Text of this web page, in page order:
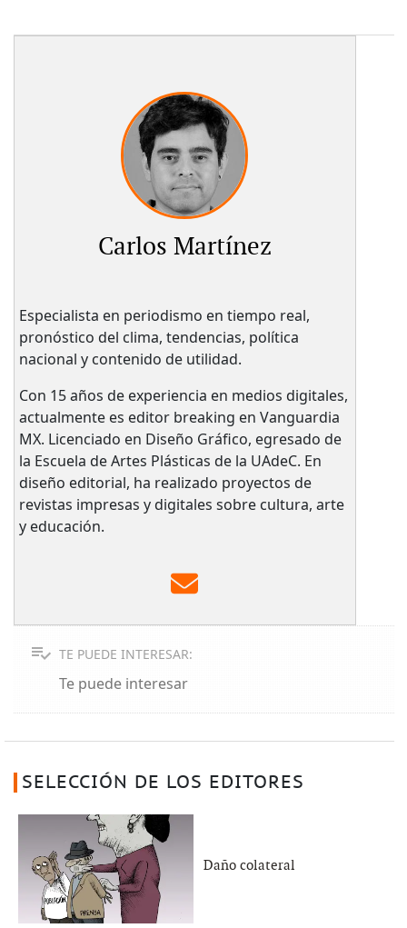
Carlos Martínez
Especialista en periodismo en tiempo real,
pronóstico del clima, tendencias, política
nacional y contenido de utilidad.
Con 15 años de experiencia en medios digitales,
actualmente es editor breaking en Vanguardia
MX. Licenciado en Diseño Gráfico, egresado de
la Escuela de Artes Plásticas de la UAdeC. En
diseño editorial, ha realizado proyectos de
revistas impresas y digitales sobre cultura, arte
y educación.
TE PUEDE INTERESAR:
Te puede interesar
SELECCIÓN DE LOS EDITORES
Daño colateral